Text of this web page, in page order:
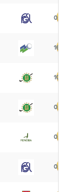
0
0
0
0